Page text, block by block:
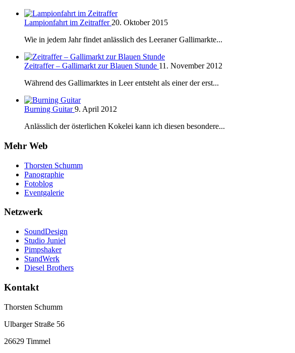
Lampionfahrt im Zeitraffer 20. Oktober 2015
Wie in jedem Jahr findet anlässlich des Leeraner Gallimarkte...
Zeitraffer – Gallimarkt zur Blauen Stunde 11. November 2012
Während des Gallimarktes in Leer entsteht als einer der erst...
Burning Guitar9. April 2012
Anlässlich der österlichen Kokelei kann ich diesen besondere...
Mehr Web
Thorsten Schumm
Panographie
Fotoblog
Eventgalerie
Netzwerk
SoundDesign
Studio Juniel
Pimpshaker
StandWerk
Diesel Brothers
Kontakt
Thorsten Schumm
Ulbarger Straße 56
26629 Timmel